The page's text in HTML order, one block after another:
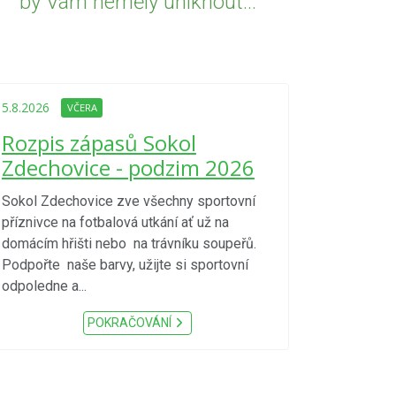
5.8.2026 VČERA
Rozpis zápasů Sokol
Zdechovice - podzim 2026
Sokol Zdechovice zve všechny sportovní
příznivce na fotbalová utkání ať už na
domácím hřišti nebo na trávníku soupeřů.
Podpořte naše barvy, užijte si sportovní
odpoledne a...
POKRAČOVÁNÍ